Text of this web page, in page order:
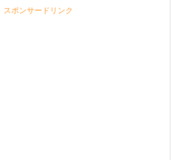
スポンサードリンク